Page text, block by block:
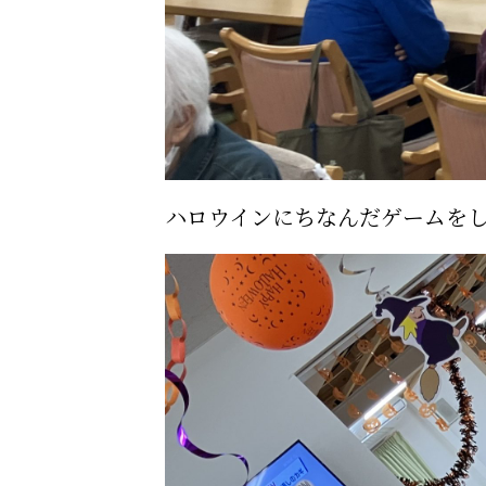
ハロウインにちなんだゲームを